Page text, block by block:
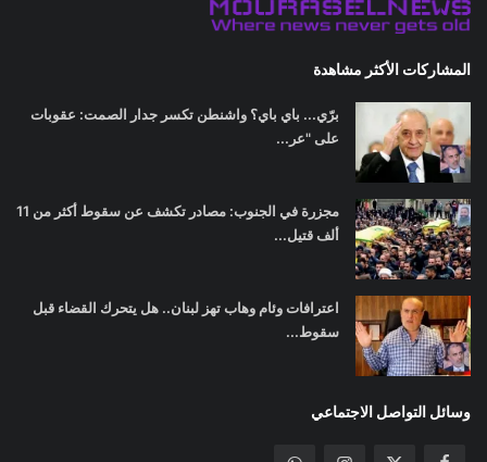
المشاركات الأكثر مشاهدة
برّي... باي باي؟ واشنطن تكسر جدار الصمت: عقوبات
على "عر...
مجزرة في الجنوب: مصادر تكشف عن سقوط أكثر من 11
ألف قتيل...
اعترافات وئام وهاب تهز لبنان.. هل يتحرك القضاء قبل
سقوط...
وسائل التواصل الاجتماعي